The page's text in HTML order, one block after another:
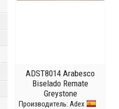
ADST8014 Arabesco
Biselado Remate
Greystone
Производитель: Adex